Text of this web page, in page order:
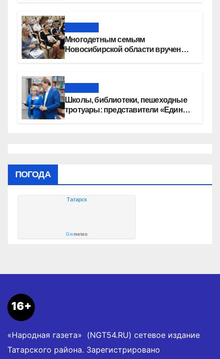
Многодетным семьям
Новосибирской области вручены
Школы, библиотеки, пешеходные
тротуары: представители «Единой
ПОГОДА
Татарск
Gismeteo
16+
«Народная газета» (NGT54.RU) сетевое издание
Татарского района. Зарегистрировано